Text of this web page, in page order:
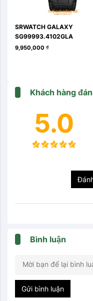
SRWATCH GALAXY
SG99993.4102GLA
9,950,000 ₫
Khách hàng
5.0
Bình luận
Gửi bình luận